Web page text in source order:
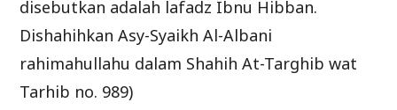
disebutkan adalah lafadz Ibnu Hibban.
Dishahihkan Asy-Syaikh Al-Albani
rahimahullahu dalam Shahih At-Targhib wat
Tarhib no. 989)